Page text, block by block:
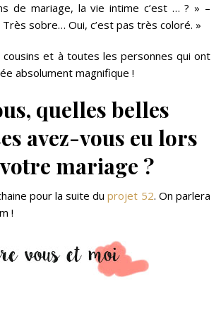
de mariage, la vie intime c’est … ? » –
sobre… Oui, c’est pas très coloré. »
cousins et à toutes les personnes qui ont
absolument magnifique !
quelles belles
avez-vous eu lors
mariage ?
pour la suite duprojet 52. On parlera
!